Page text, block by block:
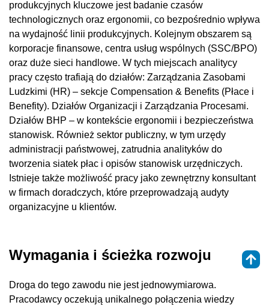
produkcyjnych kluczowe jest badanie czasów
technologicznych oraz ergonomii, co bezpośrednio wpływa
na wydajność linii produkcyjnych. Kolejnym obszarem są
korporacje finansowe, centra usług wspólnych (SSC/BPO)
oraz duże sieci handlowe. W tych miejscach analitycy
pracy często trafiają do działów: Zarządzania Zasobami
Ludzkimi (HR) – sekcje Compensation & Benefits (Płace i
Benefity). Działów Organizacji i Zarządzania Procesami.
Działów BHP – w kontekście ergonomii i bezpieczeństwa
stanowisk. Również sektor publiczny, w tym urzędy
administracji państwowej, zatrudnia analityków do
tworzenia siatek płac i opisów stanowisk urzędniczych.
Istnieje także możliwość pracy jako zewnętrzny konsultant
w firmach doradczych, które przeprowadzają audyty
organizacyjne u klientów.
Wymagania i ścieżka rozwoju
Droga do tego zawodu nie jest jednowymiarowa.
Pracodawcy oczekują unikalnego połączenia wiedzy